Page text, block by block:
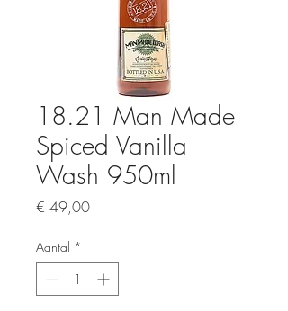
18.21 Man Made
Spiced Vanilla
Wash 950ml
€ 49,00Prijs
Aantal *